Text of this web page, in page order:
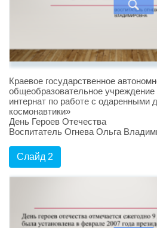
Краевое государственное
общеобразовательное
интернат по работе с одаренными
космонавтики»
День Героев Отечества
Воспитатель Огнева Ольга
Слайд 2